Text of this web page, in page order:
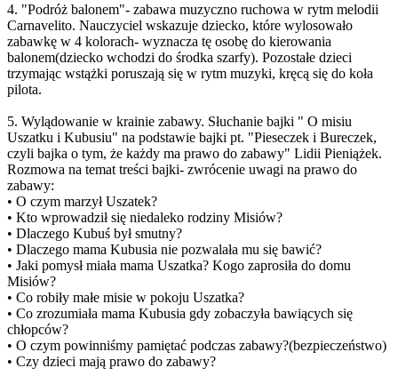
4. "Podróż balonem"- zabawa muzyczno ruchowa w rytm melodii
Carnavelito. Nauczyciel wskazuje dziecko, które wylosowało
zabawkę w 4 kolorach- wyznacza tę osobę do kierowania
balonem(dziecko wchodzi do środka szarfy). Pozostałe dzieci
trzymając wstążki poruszają się w rytm muzyki, kręcą się do koła
pilota.
5. Wylądowanie w krainie zabawy. Słuchanie bajki " O misiu
Uszatku i Kubusiu" na podstawie bajki pt. "Pieseczek i Bureczek,
czyli bajka o tym, że każdy ma prawo do zabawy" Lidii Pieniążek.
Rozmowa na temat treści bajki- zwrócenie uwagi na prawo do
zabawy:
• O czym marzył Uszatek?
• Kto wprowadził się niedaleko rodziny Misiów?
• Dlaczego Kubuś był smutny?
• Dlaczego mama Kubusia nie pozwalała mu się bawić?
• Jaki pomysł miała mama Uszatka? Kogo zaprosiła do domu
Misiów?
• Co robiły małe misie w pokoju Uszatka?
• Co zrozumiała mama Kubusia gdy zobaczyła bawiących się
chłopców?
• O czym powinniśmy pamiętać podczas zabawy?(bezpieczeństwo)
• Czy dzieci mają prawo do zabawy?